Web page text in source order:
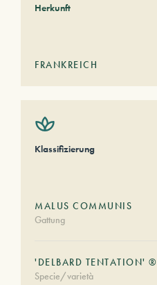
Herkunft
FRANKREICH
Klassifizierung
MALUS COMMUNIS
Gattung
'DELBARD TENTATION' ®
Specie/varietà